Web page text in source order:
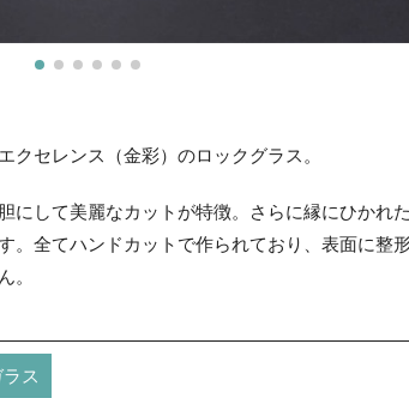
セレンス（金彩）のロックグラス。
にして美麗なカットが特徴。さらに縁にひかれ
。全てハンドカットで作られており、表面に整
。
ス